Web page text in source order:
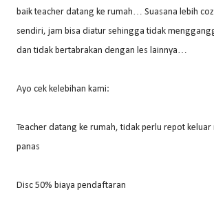
baik teacher datang ke rumah… Suasana lebih
sendiri, jam bisa diatur sehingga tidak
dan tidak bertabrakan dengan les lainnya…
Ayo cek kelebihan kami:
Teacher datang ke rumah, tidak perlu repot keluar
panas
Disc 50% biaya pendaftaran